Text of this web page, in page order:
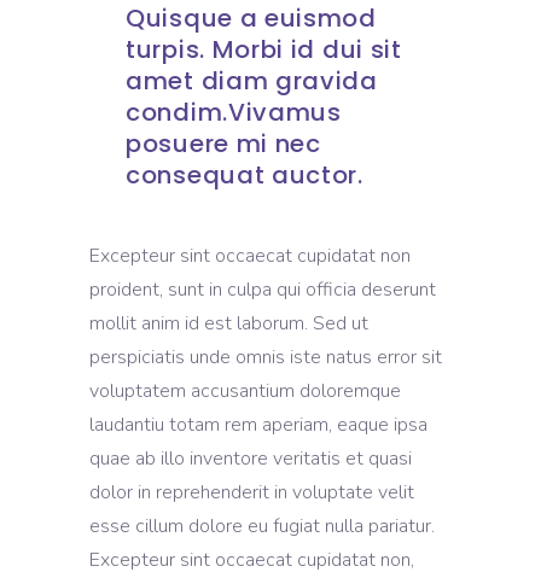
Quisque a euismod
turpis. Morbi id dui sit
amet diam gravida
condim.Vivamus
posuere mi nec
consequat auctor.
Excepteur sint occaecat cupidatat non
proident, sunt in culpa qui officia deserunt
mollit anim id est laborum. Sed ut
perspiciatis unde omnis iste natus error sit
voluptatem accusantium doloremque
laudantiu totam rem aperiam, eaque ipsa
quae ab illo inventore veritatis et quasi
dolor in reprehenderit in voluptate velit
esse cillum dolore eu fugiat nulla pariatur.
Excepteur sint occaecat cupidatat non,